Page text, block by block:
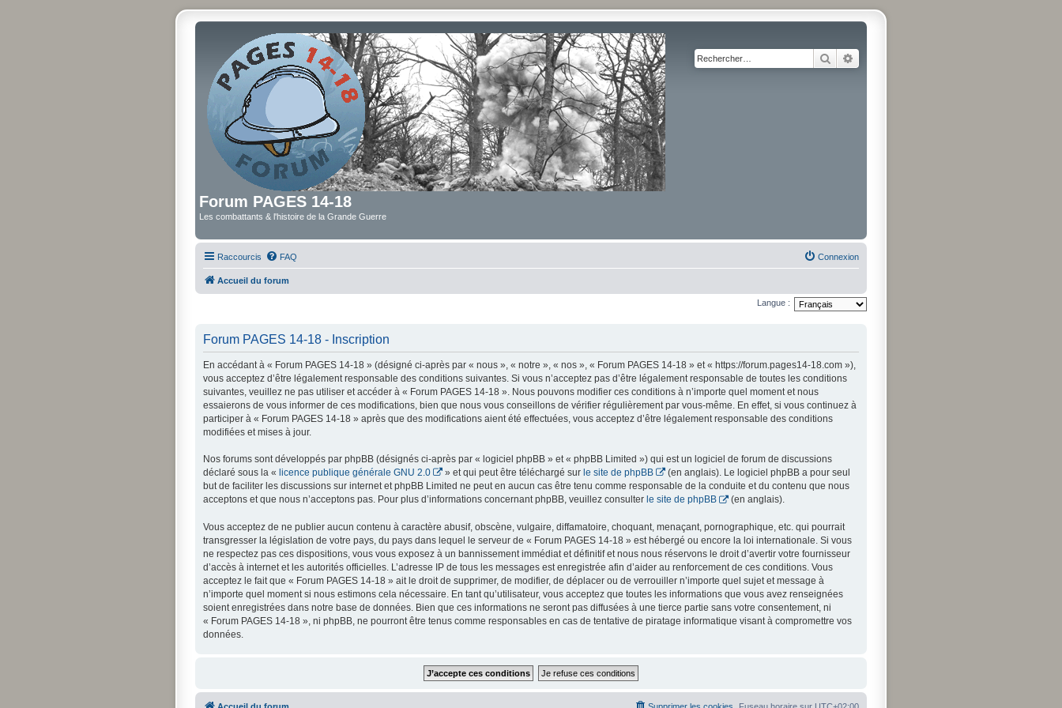
Forum PAGES 14-18
Les combattants & l'histoire de la Grande Guerre
Rechercher
Raccourcis FAQ Connexion
Accueil du forum
Langue :
Forum PAGES 14-18 - Inscription
En accédant à « Forum PAGES 14-18 » (désigné ci-après par « nous », « notre », « nos », « Forum PAGES 14-18 » et « https://forum.pages14-18.com »),
vous acceptez d’être légalement responsable des conditions suivantes. Si vous n’acceptez pas d’être légalement responsable de toutes les conditions
suivantes, veuillez ne pas utiliser et accéder à « Forum PAGES 14-18 ». Nous pouvons modifier ces conditions à n’importe quel moment et nous
essaierons de vous informer de ces modifications, bien que nous vous conseillons de vérifier régulièrement par vous-même. En effet, si vous continuez à
participer à « Forum PAGES 14-18 » après que des modifications aient été effectuées, vous acceptez d’être légalement responsable des conditions
modifiées et mises à jour.
Nos forums sont développés par phpBB (désignés ci-après par « logiciel phpBB » et « phpBB Limited ») qui est un logiciel de forum de discussions
déclaré sous la « licence publique générale GNU 2.0 » et qui peut être téléchargé sur le site de phpBB
(en anglais). Le logiciel phpBB a pour seul
but de faciliter les discussions sur internet et phpBB Limited ne peut en aucun cas être tenu comme responsable de la conduite et du contenu que nous
acceptons et que nous n’acceptons pas. Pour plus d’informations concernant phpBB, veuillez consulter le site de phpBB (en anglais).
Vous acceptez de ne publier aucun contenu à caractère abusif, obscène, vulgaire, diffamatoire, choquant, menaçant, pornographique, etc. qui pourrait
transgresser la législation de votre pays, du pays dans lequel le serveur de « Forum PAGES 14-18 » est hébergé ou encore la loi internationale. Si vous
ne respectez pas ces dispositions, vous vous exposez à un bannissement immédiat et définitif et nous nous réservons le droit d’avertir votre fournisseur
d’accès à internet et les autorités officielles. L’adresse IP de tous les messages est enregistrée afin d’aider au renforcement de ces conditions. Vous
acceptez le fait que « Forum PAGES 14-18 » ait le droit de supprimer, de modifier, de déplacer ou de verrouiller n’importe quel sujet et message à
n’importe quel moment si nous estimons cela nécessaire. En tant qu’utilisateur, vous acceptez que toutes les informations que vous avez renseignées
soient enregistrées dans notre base de données. Bien que ces informations ne seront pas diffusées à une tierce partie sans votre consentement, ni
« Forum PAGES 14-18 », ni phpBB, ne pourront être tenus comme responsables en cas de tentative de piratage informatique visant à compromettre vos
données.